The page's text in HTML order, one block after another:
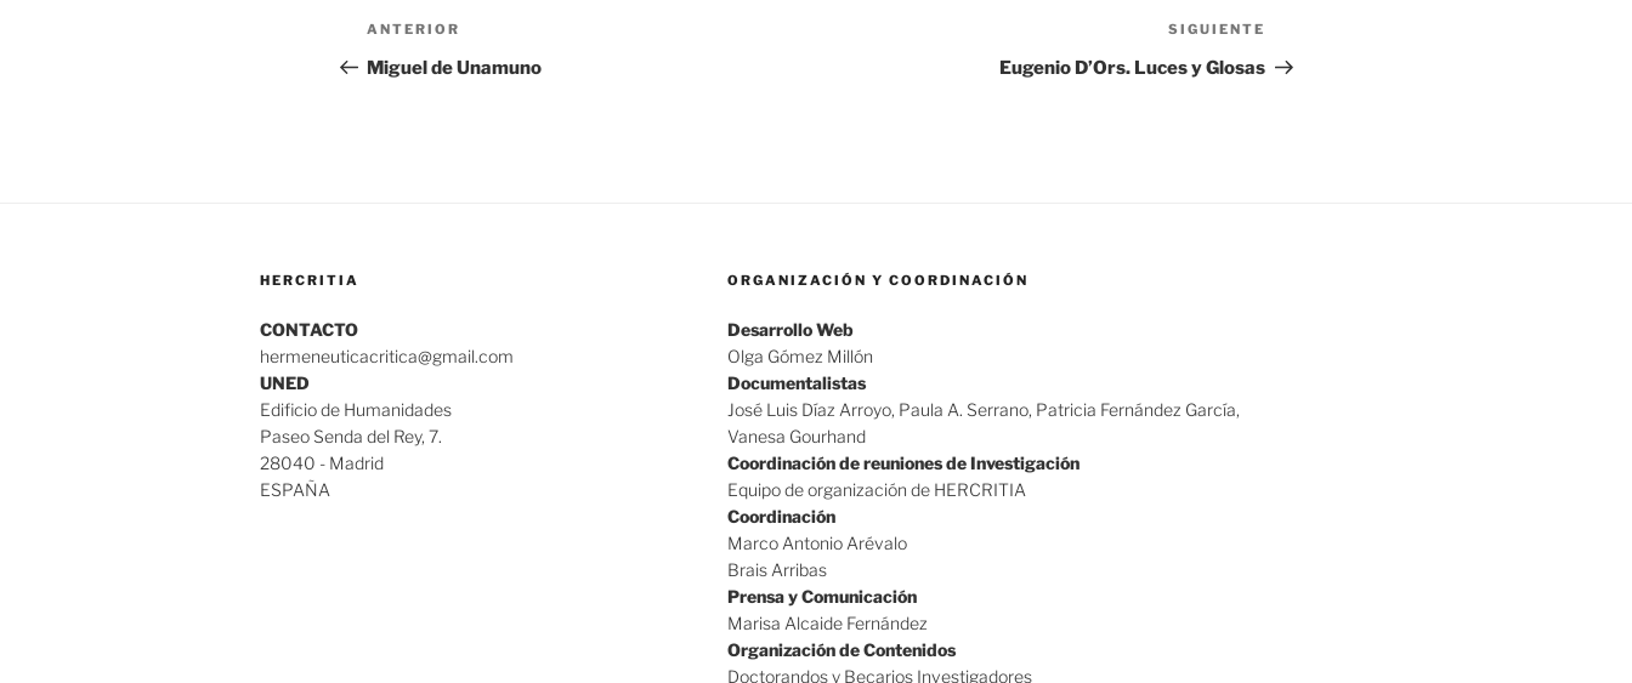
Navegación
de
Entrada
anterior:
ANTERIOR
Miguel de Unamuno
entrada
SIGUIENTE
Eugenio D’Ors. Luces y Glosas
HERCRITIA
CONTACTO
hermeneuticacritica@gmail.com
UNED
Edificio de Humanidades
Paseo Senda del Rey, 7.
28040 - Madrid
ESPAÑA
ORGANIZACIÓN Y COORDINACIÓN
Desarrollo Web
Olga Gómez Millón
Documentalistas
José Luis Díaz Arroyo, Paula A. Serrano, Patricia Fernández García,
Vanesa Gourhand
Coordinación de reuniones de Investigación
Equipo de organización de HERCRITIA
Coordinación
Marco Antonio Arévalo
Brais Arribas
Prensa y Comunicación
Marisa Alcaide Fernández
Organización de Contenidos
Doctorandos y Becarios Investigadores